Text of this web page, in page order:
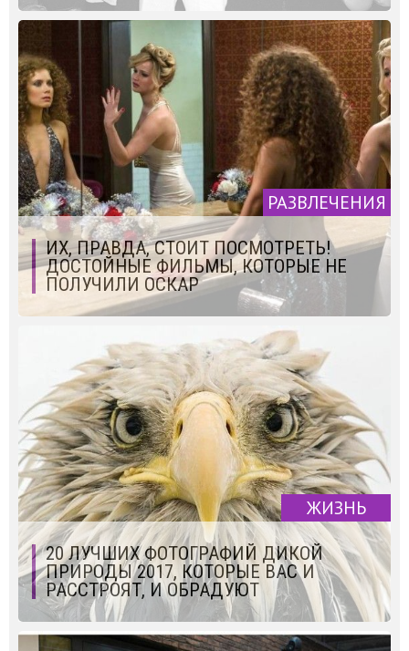
РАЗВЛЕЧЕНИЯ
ИХ, ПРАВДА, СТОИТ ПОСМОТРЕТЬ!
ДОСТОЙНЫЕ ФИЛЬМЫ, КОТОРЫЕ НЕ
ПОЛУЧИЛИ ОСКАР
ЖИЗНЬ
20 ЛУЧШИХ ФОТОГРАФИЙ ДИКОЙ
ПРИРОДЫ 2017, КОТОРЫЕ ВАС И
РАССТРОЯТ, И ОБРАДУЮТ